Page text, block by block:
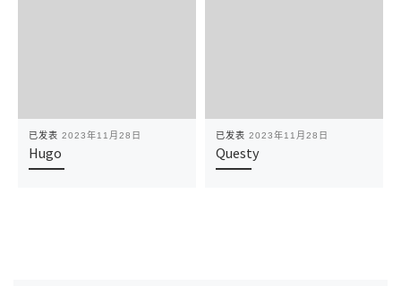
已发表 2023年11月28日
Hugo
已发表 2023年11月28日
Questy